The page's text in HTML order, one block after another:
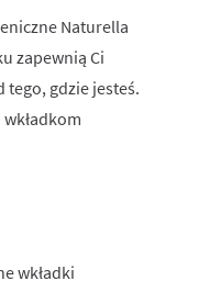
Naturella
zapewnią Ci
tego, gdzie jesteś.
wkładki